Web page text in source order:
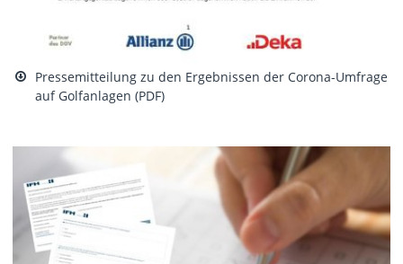
Pressemitteilung zu den Ergebnissen der Corona-Umfrage
auf Golfanlagen (PDF)